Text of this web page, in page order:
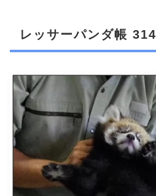
レッサーパンダ帳 314